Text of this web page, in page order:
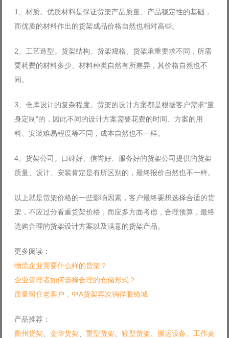
1、材质。优质材料是保证货架产品质量、产品稳定性的基础，
而优质的材料作出的货架成品价格自然也相对高些。
2、工艺造型。货架结构、货架规格、货架承重要求不同，所需
要耗费的材料多少、材料种类自然有所差异，其价格自然也不
同。
3、仓库设计的复杂程度。货架的设计方案都是根据客户需求“量
身定制”的，因此不同的设计方案需要花费的时间、方案的用
料、安装难易程度等不同，成本自然也不一样。
4、货架公司。口碑好、信誉好、服务好的货架公司提供的货架
质量、设计、安装肯定是有所区别的，最终报价自然也不一样。
以上就是货架价格的一些影响因素，客户最终要想选择合适的货
架，不应过分看重货架价格，而应多方面考虑，合理预算，最终
选购合理的货架设计方案以及满意的货架产品。
更多阅读：
物流企业需要什么样的货架？
企业管理者如何选择合理的仓储形式？
质量留住老客户，中A货架再次徜徉眼镜城
产品推荐：
衢州货架
金华货架 重型货架 轻型货架 搬运设备 工作桌